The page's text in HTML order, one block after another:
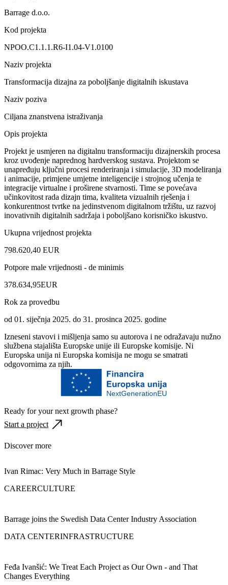
Barrage d.o.o.
Kod projekta
NPOO.C1.1.1.R6-I1.04-V1.0100
Naziv projekta
Transformacija dizajna za poboljšanje digitalnih iskustava
Naziv poziva
Ciljana znanstvena istraživanja
Opis projekta
Projekt je usmjeren na digitalnu transformaciju dizajnerskih procesa
kroz uvođenje naprednog hardverskog sustava. Projektom se
unapređuju ključni procesi renderiranja i simulacije, 3D modeliranja
i animacije, primjene umjetne inteligencije i strojnog učenja te
integracije virtualne i proširene stvarnosti. Time se povećava
učinkovitost rada dizajn tima, kvaliteta vizualnih rješenja i
konkurentnost tvrtke na jedinstvenom digitalnom tržištu, uz razvoj
inovativnih digitalnih sadržaja i poboljšano korisničko iskustvo.
Ukupna vrijednost projekta
798.620,40 EUR
Potpore male vrijednosti - de minimis
378.634,95EUR
Rok za provedbu
od 01. siječnja 2025. do 31. prosinca 2025. godine
Izneseni stavovi i mišljenja samo su autorova i ne odražavaju nužno
službena stajališta Europske unije ili Europske komisije. Ni
Europska unija ni Europska komisija ne mogu se smatrati
odgovornima za njih.
NextGenerationEU
Ready for your next growth phase?
Start a project
Discover more
Ivan Rimac: Very Much in Barrage Style
CAREERCULTURE
Barrage joins the Swedish Data Center Industry Association
DATA CENTERINFRASTRUCTURE
Feđa Ivanšić: We Treat Each Project as Our Own - and That
Changes Everything